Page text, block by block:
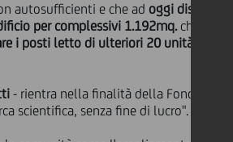
autosufficienti e che adoggi dispone
per complessivi 1.192mq.che
i posti letto di ulteriori 20 unità
- rientra nella finalità della Fondazione
scientifica, senza fine di lucro".